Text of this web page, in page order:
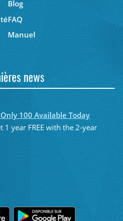
Blog
FAQ
Manuel
news
Only 100 Available Today
1 year FREE with the 2-year